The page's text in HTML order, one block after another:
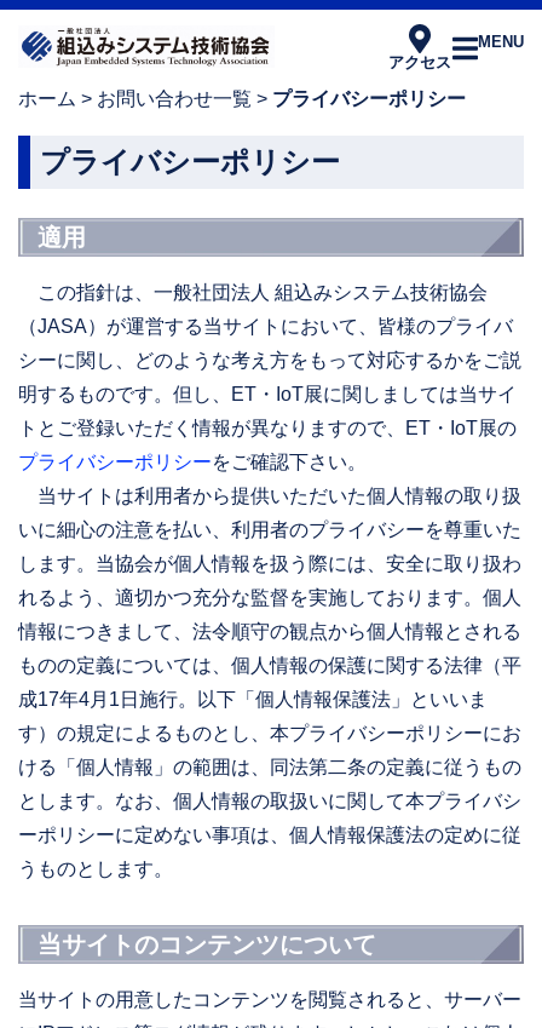
アクセス
MENU
ホーム > お問い合わせ一覧 > プライバシーポリシー
プライバシーポリシー
適用
この指針は、一般社団法人 組込みシステム技術協会
（JASA）が運営する当サイトにおいて、皆様のプライバ
シーに関し、どのような考え方をもって対応するかをご説
明するものです。但し、ET・IoT展に関しましては当サイ
トとご登録いただく情報が異なりますので、ET・IoT展の
プライバシーポリシーをご確認下さい。
当サイトは利用者から提供いただいた個人情報の取り扱
いに細心の注意を払い、利用者のプライバシーを尊重いた
します。当協会が個人情報を扱う際には、安全に取り扱わ
れるよう、適切かつ充分な監督を実施しております。個人
情報につきまして、法令順守の観点から個人情報とされる
ものの定義については、個人情報の保護に関する法律（平
成17年4月1日施行。以下「個人情報保護法」といいま
す）の規定によるものとし、本プライバシーポリシーにお
ける「個人情報」の範囲は、同法第二条の定義に従うもの
とします。なお、個人情報の取扱いに関して本プライバシ
ーポリシーに定めない事項は、個人情報保護法の定めに従
うものとします。
当サイトのコンテンツについて
当サイトの用意したコンテンツを閲覧されると、サーバー